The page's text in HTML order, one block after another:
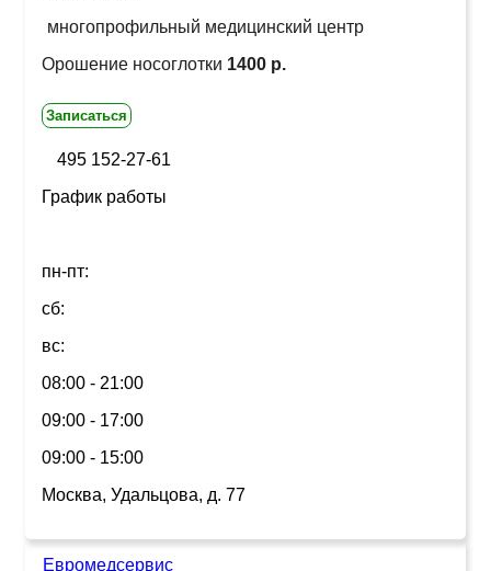
многопрофильный медицинский центр
Орошение носоглотки 1400 р.
Записаться
495 152-27-61
График работы
пн-пт:
сб:
вс:
08:00 - 21:00
09:00 - 17:00
09:00 - 15:00
Москва, Удальцова, д. 77
Евромедсервис